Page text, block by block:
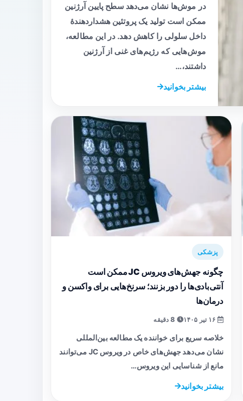
در موش‌ها نشان می‌دهد سطح پایین آرژنین
ممکن است تولید یک پروتئین هشداردهندهٔ
داخل سلولی را کاهش دهد. در این مطالعه،
موش‌هایی که رژیم‌های غنی از آرژنین
داشتند،…
بیشتر بخوانید
پزشکی
چگونه جهش‌های ویروس JC ممکن است
آنتی‌بادی‌ها را دور بزنند؛ سرنخ‌هایی برای واکسن و
درمان‌ها
خلاصه سریع برای خواننده یک مطالعه بین‌المللی
نشان می‌دهد جهش‌های خاص در ویروس JC می‌توانند
مانع از شناسایی این ویروس…
بیشتر بخوانید